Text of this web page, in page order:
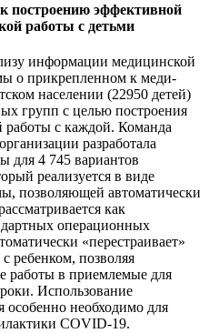
построению эффективной
работы с детьми
информации медицинской
о прикрепленном к меди-
населении (22950 детей)
групп с целью построения
работы с каждой. Команда
разработала
для 4 745 вариантов
реализуется в виде
позволяющей автоматически
как
операционных
«перестраивает»
ребенком, позволяя
работы в приемлемые для
Использование
особенно необходимо для
COVID‑19.